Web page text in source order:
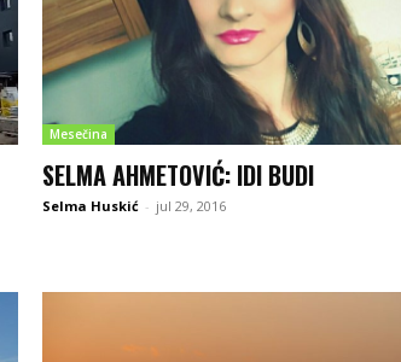
Mesečina
SELMA AHMETOVIĆ: IDI BUDI
Selma Huskić - jul 29, 2016